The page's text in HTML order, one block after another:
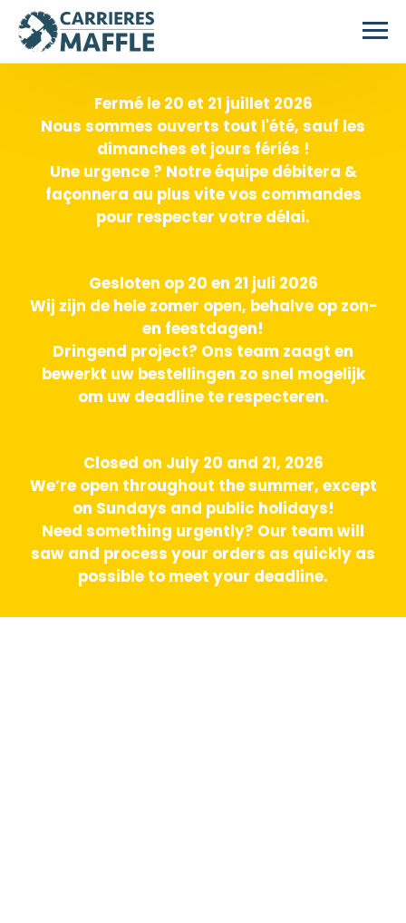
Passer au contenu principal
Fermé le 20 et 21 juillet 2026
Nous sommes ouverts tout l'été, sauf les
dimanches et jours fériés !
Une urgence ? Notre équipe débitera &
façonnera au plus vite vos commandes
pour respecter votre délai.
Gesloten op 20 en 21 juli 2026
Wij zijn de hele zomer open, behalve op zon-
en feestdagen!
Dringend project? Ons team zaagt en
bewerkt uw bestellingen zo snel mogelijk
om uw deadline te respecteren.
Closed on July 20 and 21, 2026
We’re open throughout the summer, except
on Sundays and public holidays!
Need something urgently? Our team will
saw and process your orders as quickly as
possible to meet your deadline.